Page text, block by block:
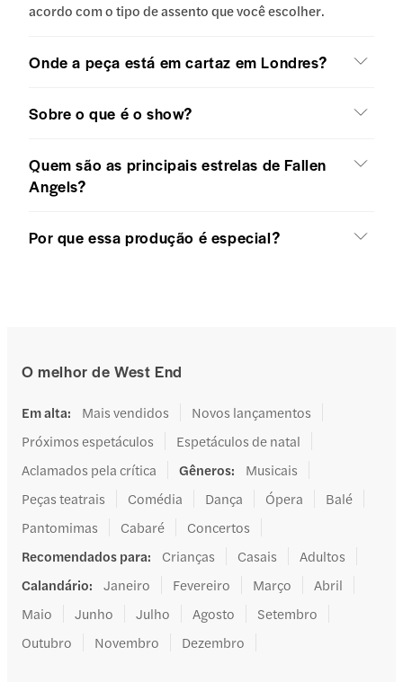
acordo com o tipo de assento que você escolher.
Onde a peça está em cartaz em Londres?
Sobre o que é o show?
Quem são as principais estrelas de Fallen
Angels?
Por que essa produção é especial?
O melhor de West End
Em alta: Mais vendidos
Novos lançamentos
Próximos espetáculos
Espetáculos de natal
Aclamados pela crítica
Gêneros:
Musicais
Peças teatrais
Comédia Dança Ópera
Balé
Pantomimas
Cabaré
Concertos
Recomendados para: Crianças Casais
Adultos
Calandário: Janeiro Fevereiro Março
Abril
Maio
Junho Julho Agosto
Setembro
Outubro
Novembro Dezembro